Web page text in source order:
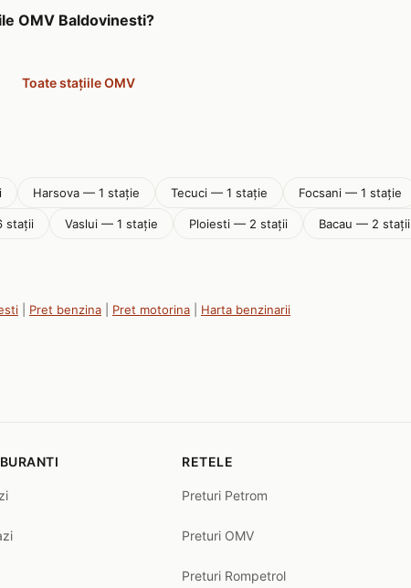
OMV Baldovinesti?
Toate stațiile OMV
Harsova — 1 stație Tecuci — 1 stație Focsani — 1 stație
stații Vaslui — 1 stație Ploiesti — 2 stații Bacau — 2 stații
Pret benzina Pret motorina Harta benzinarii
RETELE
Preturi Petrom
Preturi OMV
Preturi Rompetrol